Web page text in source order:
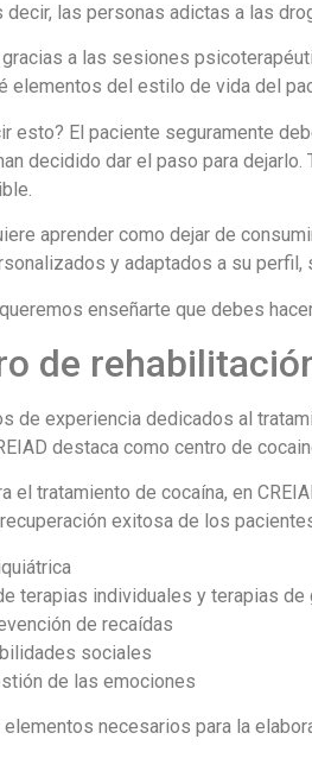
decir, las personas adictas a las
a las sesiones
elementos del estilo de vida del
esto? El paciente seguramente
decidido dar el paso para
aprender como dejar de
y adaptados a su perfil,
enseñarte que debes
de
de experiencia dedicados al
destaca como centro de
el tratamiento de cocaína, en
exitosa de los
terapias individuales y terapias de
de recaídas
sociales
de las emociones
necesarios para la